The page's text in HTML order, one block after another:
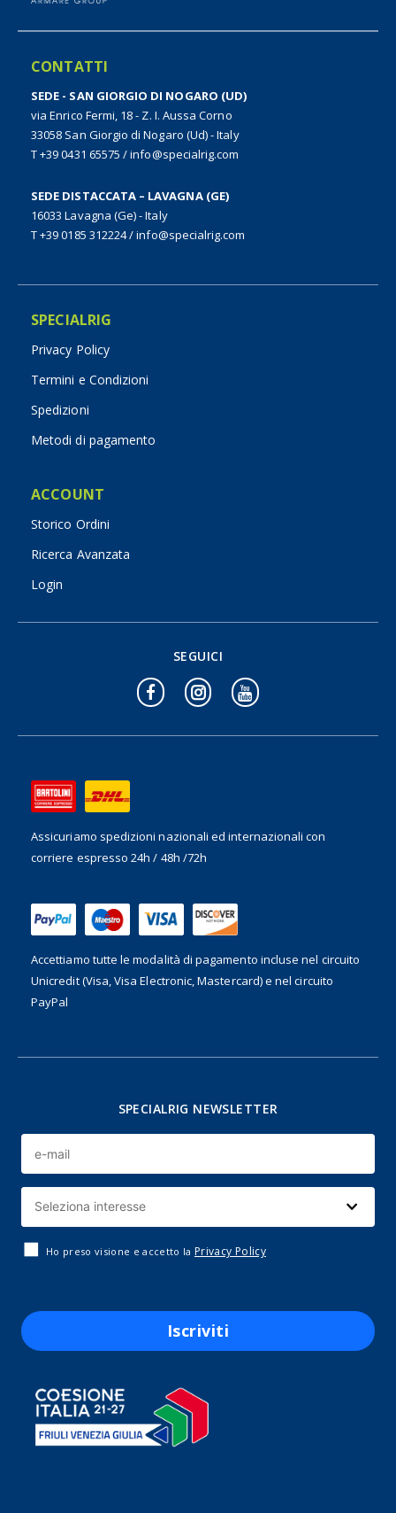
CONTATTI
SEDE - SAN GIORGIO DI NOGARO (UD)
via Enrico Fermi, 18 - Z. I. Aussa Corno
33058 San Giorgio di Nogaro (Ud) - Italy
T +39 0431 65575 /info@specialrig.com
SEDE DISTACCATA – LAVAGNA (GE)
16033 Lavagna (Ge) - Italy
T +39 0185 312224/info@specialrig.com
SPECIALRIG
Privacy Policy
Termini e Condizioni
Spedizioni
Metodi di pagamento
ACCOUNT
Storico Ordini
Ricerca Avanzata
Login
Assicuriamo spedizioni nazionali ed internazionalicon
corriere espresso 24h / 48h /72h
Accettiamo tutte le modalità di pagamento incluse nel circuito
Unicredit (Visa, Visa Electronic, Mastercard) e nel circuito
PayPal
SEGUICI
SPECIALRIG NEWSLETTER
Ho preso visione e accetto la Privacy Policy
Iscriviti